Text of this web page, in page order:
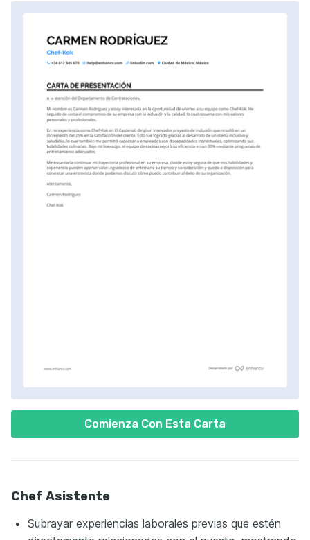
Comienza Con Esta Carta
Chef Asistente
Subrayar experiencias laborales previas que estén